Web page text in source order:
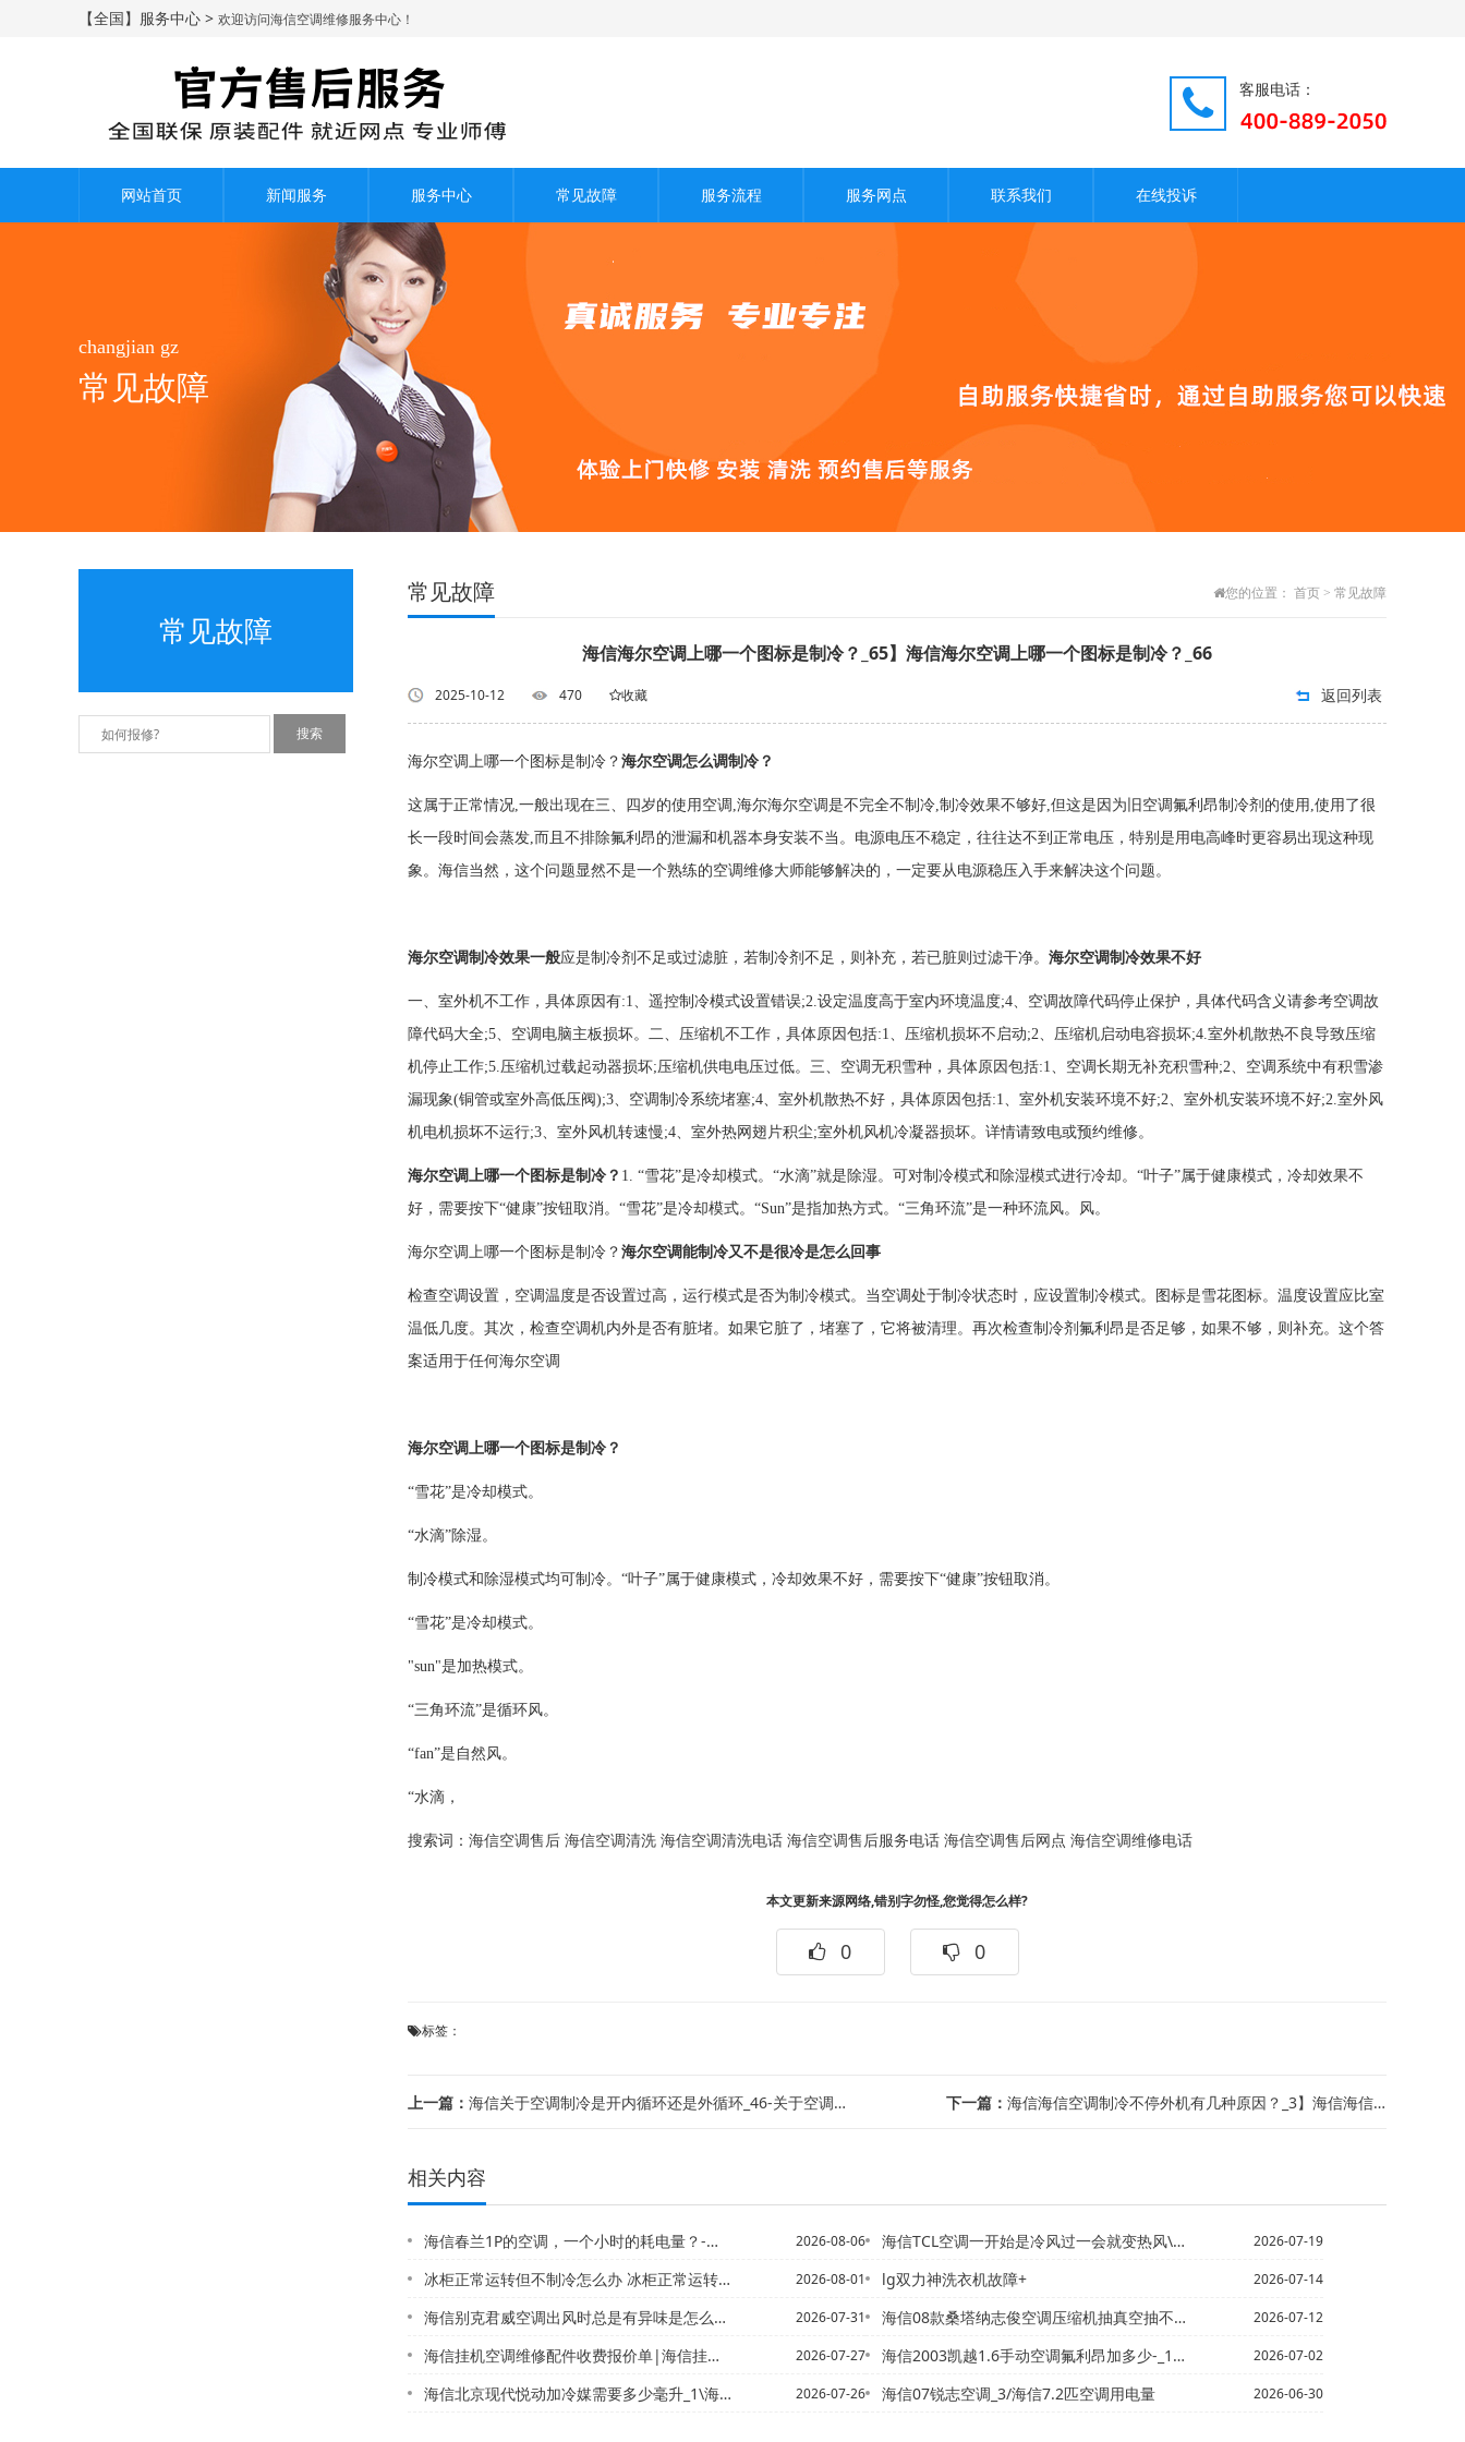
【全国】服务中心 > 欢迎访问海信空调维修服务中心！
客服电话：
网站首页 新闻服务 服务中心 常见故障 服务流程 服务网点 联系我们 在线投诉
changjian gz
常见故障
常见故障
常见故障 您的位置： 首页 > 常见故障
海信海尔空调上哪一个图标是制冷？_65】海信海尔空调上哪一个图标是制冷？_66
2025-10-12 470 收藏 返回列表
海尔空调上哪一个图标是制冷？ 海尔空调怎么调制冷？
这属于正常情况,一般出现在三、四岁的使用空调,海尔海尔空调是不完全不制冷,制冷效果不够好,但这是因为旧空调氟利昂制冷剂的使用,使用了很
长一段时间会蒸发,而且不排除氟利昂的泄漏和机器本身安装不当。电源电压不稳定，往往达不到正常电压，特别是用电高峰时更容易出现这种现
象。海信当然，这个问题显然不是一个熟练的空调维修大师能够解决的，一定要从电源稳压入手来解决这个问题。
海尔空调制冷效果一般应是制冷剂不足或过滤脏，若制冷剂不足，则补充，若已脏则过滤干净。 海尔空调制冷效果不好
一、室外机不工作，具体原因有:1、遥控制冷模式设置错误;2.设定温度高于室内环境温度;4、空调故障代码停止保护，具体代码含义请参考空调故
障代码大全;5、空调电脑主板损坏。二、压缩机不工作，具体原因包括:1、压缩机损坏不启动;2、压缩机启动电容损坏;4.室外机散热不良导致压缩
机停止工作;5.压缩机过载起动器损坏;压缩机供电电压过低。三、空调无积雪种，具体原因包括:1、空调长期无补充积雪种;2、空调系统中有积雪渗
漏现象(铜管或室外高低压阀);3、空调制冷系统堵塞;4、室外机散热不好，具体原因包括:1、室外机安装环境不好;2、室外机安装环境不好;2.室外风
机电机损坏不运行;3、室外风机转速慢;4、室外热网翅片积尘;室外机风机冷凝器损坏。详情请致电或预约维修。
海尔空调上哪一个图标是制冷？ 1. “雪花”是冷却模式。“水滴”就是除湿。可对制冷模式和除湿模式进行冷却。“叶子”属于健康模式，冷却效果不
好，需要按下“健康”按钮取消。“雪花”是冷却模式。“Sun”是指加热方式。“三角环流”是一种环流风。风。
海尔空调上哪一个图标是制冷？ 海尔空调能制冷又不是很冷是怎么回事
检查空调设置，空调温度是否设置过高，运行模式是否为制冷模式。当空调处于制冷状态时，应设置制冷模式。图标是雪花图标。温度设置应比室
温低几度。其次，检查空调机内外是否有脏堵。如果它脏了，堵塞了，它将被清理。再次检查制冷剂氟利昂是否足够，如果不够，则补充。这个答
案适用于任何海尔空调
海尔空调上哪一个图标是制冷？
“雪花”是冷却模式。
“水滴”除湿。
制冷模式和除湿模式均可制冷。“叶子”属于健康模式，冷却效果不好，需要按下“健康”按钮取消。
“雪花”是冷却模式。
"sun"是加热模式。
“三角环流”是循环风。
“fan”是自然风。
“水滴，
搜索词： 海信空调售后 海信空调清洗 海信空调清洗电话 海信空调售后服务电话 海信空调售后网点 海信空调维修电话
本文更新来源网络,错别字勿怪,您觉得怎么样?
0 0
标签：
上一篇： 海信关于空调制冷是开内循环还是外循环_46-关于空调制冷一段时间后压缩机停止工作... 下一篇： 海信海信空调制冷不停外机有几种原因？_3】海信海信空调制冷模式下吹自然风是怎么回...
相关内容
海信春兰1P的空调，一个小时的耗电量？-春兰5p空调制冷时低压管结霜且加氟以后低... 2026-08-06
冰柜正常运转但不制冷怎么办 冰柜正常运转但不制冷原因_冰柜正对房门化解方法 2026-08-01
海信别克君威空调出风时总是有异味是怎么回事-海信别克君威空调冷凝器怎么安装 2026-07-31
海信挂机空调维修配件收费报价单|海信挂机空调维修配件收费报价单图片新发布 2026-07-27
海信北京现代悦动加冷媒需要多少毫升_1\海信北汽绅宝d50怎么开冷风 2026-07-26
海信TCL空调一开始是冷风过一会就变热风\海信TCL空调一晚上用多少电_1 2026-07-19
lg双力神洗衣机故障+ 2026-07-14
海信08款桑塔纳志俊空调压缩机抽真空抽不干，我今天加的氟但是空调一点都不凉，蒸发... 2026-07-12
海信2003凯越1.6手动空调氟利昂加多少-_1|海信2003年买的美的立式空调... 2026-07-02
海信07锐志空调_3/海信7.2匹空调用电量 2026-06-30